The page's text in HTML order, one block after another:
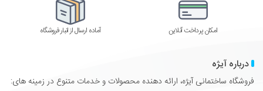
امکان پرداخت آنلاین آماده ارسال از انبار فروشگاه
درباره آیژه
فروشگاه ساختمانی آیژه، ارائه دهنده محصولات و خدمات متنوع در زمینه های: